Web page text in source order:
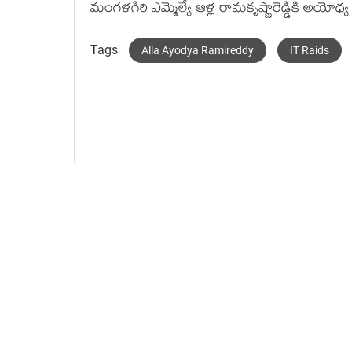
మంగళగిరి ఎమ్మెల్యే ఆళ్ల రామకృష్ణారెడ్డికి
Tags Alla Ayodya Ramireddy IT Raids